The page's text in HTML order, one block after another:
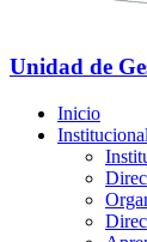
Unidad de
Inicio
Institucional